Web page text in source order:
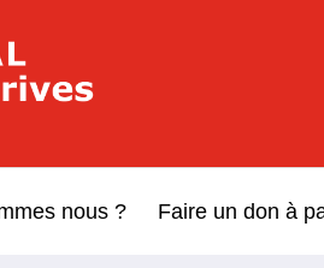
Rives
nous ? Faire un don à